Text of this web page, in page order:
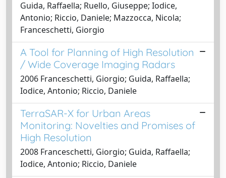
Guida, Raffaella; Ruello, Giuseppe; Iodice,
Antonio; Riccio, Daniele; Mazzocca, Nicola;
Franceschetti, Giorgio
A Tool for Planning of High Resolution
/ Wide Coverage Imaging Radars
2006 Franceschetti, Giorgio; Guida, Raffaella;
Iodice, Antonio; Riccio, Daniele
TerraSAR-X for Urban Areas
Monitoring: Novelties and Promises of
High Resolution
2008 Franceschetti, Giorgio; Guida, Raffaella;
Iodice, Antonio; Riccio, Daniele